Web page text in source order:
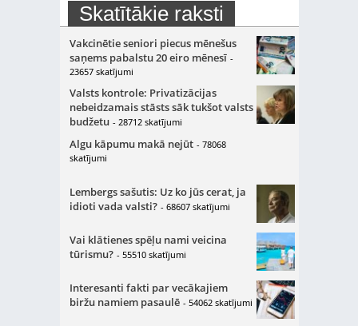
Skatītākie raksti
Vakcinētie seniori piecus mēnešus
saņems pabalstu 20 eiro mēnesī -
23657 skatījumi
Valsts kontrole: Privatizācijas
nebeidzamais stāsts sāk tukšot valsts
budžetu - 28712 skatījumi
Algu kāpumu makā nejūt - 78068
skatījumi
Lembergs sašutis: Uz ko jūs cerat, ja
idioti vada valsti? - 68607 skatījumi
Vai klātienes spēļu nami veicina
tūrismu? - 55510 skatījumi
Interesanti fakti par vecākajiem
biržu namiem pasaulē - 54062 skatījumi